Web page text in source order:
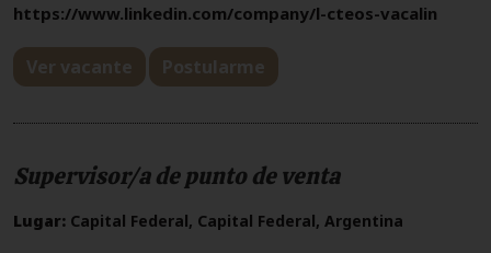
https://www.linkedin.com/company/l-cteos-vacalin
Ver vacante Postularme
Supervisor/a de punto de venta
Lugar: Capital Federal, Capital Federal, Argentina